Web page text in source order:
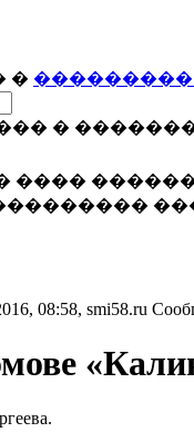
�
�
����
08:58, smi58.ru